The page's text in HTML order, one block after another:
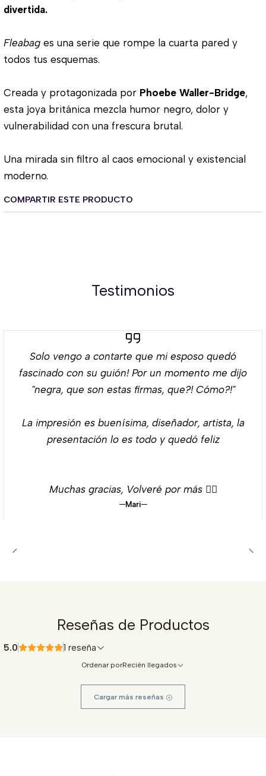
divertida.
Fleabag es una serie que rompe la cuarta pared y
todos tus esquemas.
Creada y protagonizada por Phoebe Waller-Bridge,
esta joya británica mezcla humor negro, dolor y
vulnerabilidad con una frescura brutal.
Una mirada sin filtro al caos emocional y existencial
moderno.
COMPARTIR ESTE PRODUCTO
Testimonios
Solo vengo a contarte que mi esposo quedó
fascinado con su guión! Por un momento me dijo
"negra, que son estas firmas, que?! Cómo?!"
La impresión es buenísima, diseñador, artista, la
presentación lo es todo y quedó feliz
Muchas gracias, Volveré por más 👌🏻
Mari
Reseñas de Productos
5.0 1 reseña
Ordenar porRecién llegados
Cargar más reseñas